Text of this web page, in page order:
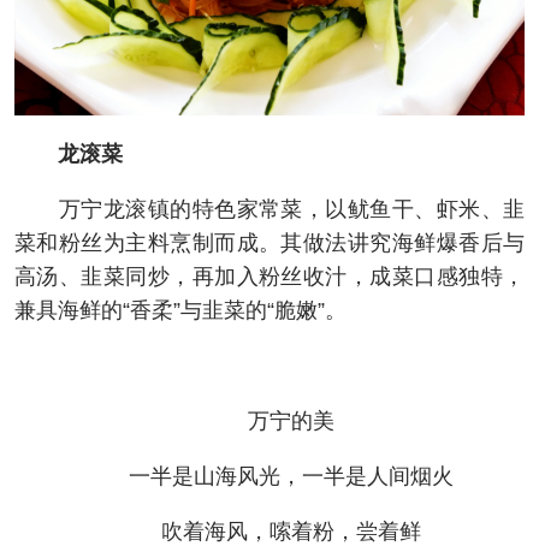
龙滚菜
万宁龙滚镇的特色家常菜，以鱿鱼干、虾米、韭
菜和粉丝为主料烹制而成。其做法讲究海鲜爆香后与
高汤、韭菜同炒，再加入粉丝收汁，成菜口感独特，
兼具海鲜的“香柔”与韭菜的“脆嫩”。
万宁的美
一半是山海风光，一半是人间烟火
吹着海风，嗦着粉，尝着鲜